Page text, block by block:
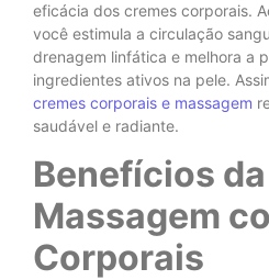
eficácia dos cremes corporais.
você estimula a circulação
drenagem linfática e melhora a
ingredientes ativos na pele.
cremes corporais e massagem
saudável e radiante.
Benefícios da
Massagem
Corporais